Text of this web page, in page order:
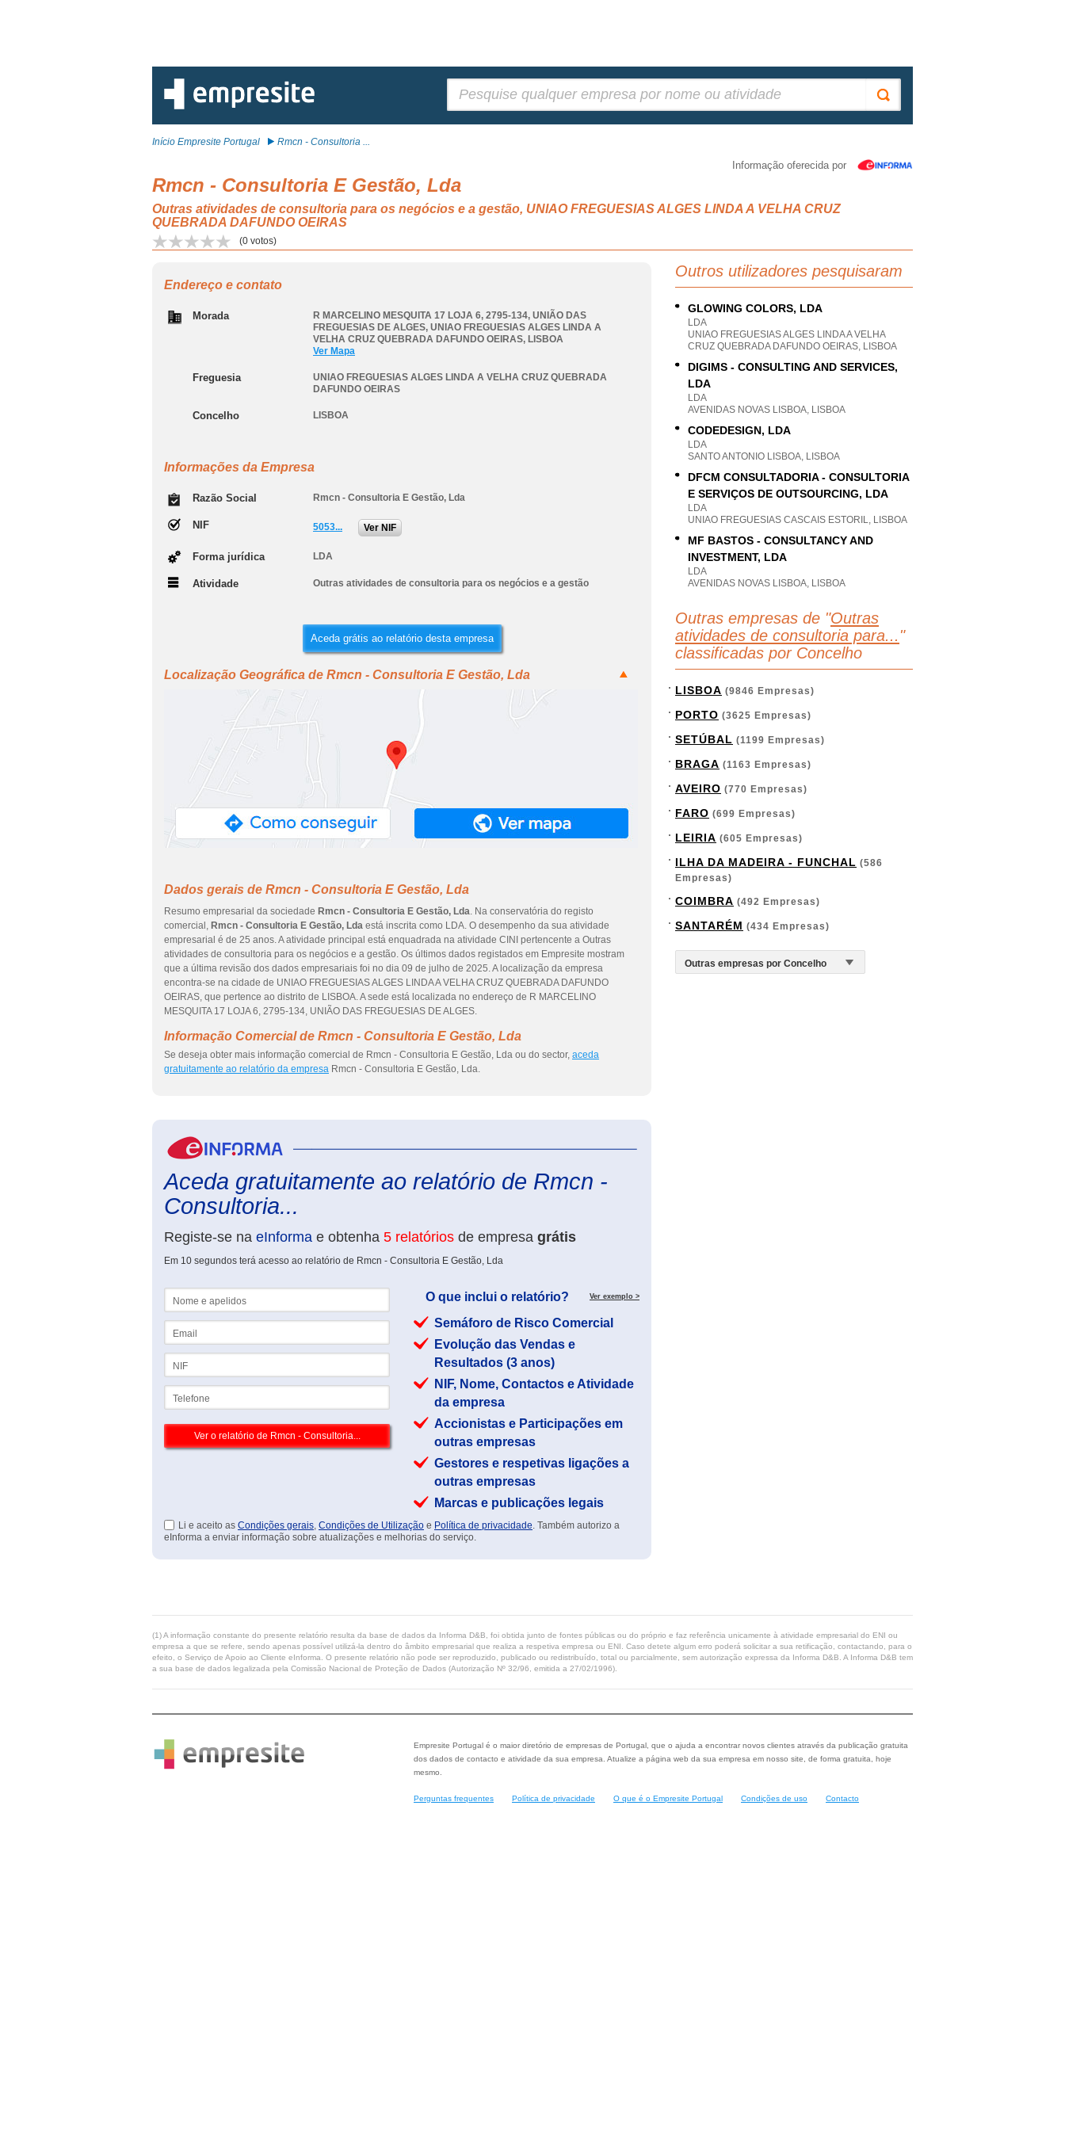
Início Empresite Portugal Rmcn - Consultoria ...
Informação oferecida por
Rmcn - Consultoria E Gestão, Lda
Outras atividades de consultoria para os negócios e a gestão, UNIAO FREGUESIAS ALGES LINDA A VELHA CRUZ
QUEBRADA DAFUNDO OEIRAS
(0 votos)
Endereço e contato
Morada
R MARCELINO MESQUITA 17 LOJA 6, 2795-134, UNIÃO DAS
FREGUESIAS DE ALGES, UNIAO FREGUESIAS ALGES LINDA A
VELHA CRUZ QUEBRADA DAFUNDO OEIRAS, LISBOA
Ver Mapa
Freguesia
UNIAO FREGUESIAS ALGES LINDA A VELHA CRUZ QUEBRADA
DAFUNDO OEIRAS
Concelho LISBOA
Informações da Empresa
Razão Social Rmcn - Consultoria E Gestão, Lda
NIF 5053... Ver NIF
Forma jurídica LDA
Atividade Outras atividades de consultoria para os negócios e a gestão
Aceda grátis ao relatório desta empresa
Localização Geográfica de Rmcn - Consultoria E Gestão, Lda
Dados gerais de Rmcn - Consultoria E Gestão, Lda
Resumo empresarial da sociedade Rmcn - Consultoria E Gestão, Lda. Na conservatória do registo
comercial, Rmcn - Consultoria E Gestão, Lda está inscrita como LDA. O desempenho da sua atividade
empresarial é de 25 anos. A atividade principal está enquadrada na atividade CINI pertencente a Outras
atividades de consultoria para os negócios e a gestão. Os últimos dados registados em Empresite mostram
que a última revisão dos dados empresariais foi no dia 09 de julho de 2025. A localização da empresa
encontra-se na cidade de UNIAO FREGUESIAS ALGES LINDA A VELHA CRUZ QUEBRADA DAFUNDO
OEIRAS, que pertence ao distrito de LISBOA. A sede está localizada no endereço de R MARCELINO
MESQUITA 17 LOJA 6, 2795-134, UNIÃO DAS FREGUESIAS DE ALGES.
Informação Comercial de Rmcn - Consultoria E Gestão, Lda
Se deseja obter mais informação comercial de Rmcn - Consultoria E Gestão, Lda ou do sector, aceda
gratuitamente ao relatório da empresa Rmcn - Consultoria E Gestão, Lda.
Aceda gratuitamente ao relatório de Rmcn -
Consultoria...
Registe-se na eInforma e obtenha 5 relatórios de empresa grátis
Em 10 segundos terá acesso ao relatório de Rmcn - Consultoria E Gestão, Lda
O que inclui o relatório? Ver exemplo >
Semáforo de Risco Comercial
Evolução das Vendas e
Resultados (3 anos)
NIF, Nome, Contactos e Atividade
da empresa
Accionistas e Participações em
outras empresas
Gestores e respetivas ligações a
outras empresas
Marcas e publicações legais
Li e aceito as Condições gerais, Condições de Utilização e Política de privacidade. Também autorizo a
eInforma a enviar informação sobre atualizações e melhorias do serviço.
Outros utilizadores pesquisaram
GLOWING COLORS, LDA
LDA
UNIAO FREGUESIAS ALGES LINDA A VELHA
CRUZ QUEBRADA DAFUNDO OEIRAS, LISBOA
DIGIMS - CONSULTING AND SERVICES,
LDA
LDA
AVENIDAS NOVAS LISBOA, LISBOA
CODEDESIGN, LDA
LDA
SANTO ANTONIO LISBOA, LISBOA
DFCM CONSULTADORIA - CONSULTORIA
E SERVIÇOS DE OUTSOURCING, LDA
LDA
UNIAO FREGUESIAS CASCAIS ESTORIL, LISBOA
MF BASTOS - CONSULTANCY AND
INVESTMENT, LDA
LDA
AVENIDAS NOVAS LISBOA, LISBOA
Outras empresas de "Outras
atividades de consultoria para... "
classificadas por Concelho
LISBOA (9846 Empresas)
PORTO (3625 Empresas)
SETÚBAL (1199 Empresas)
BRAGA (1163 Empresas)
AVEIRO (770 Empresas)
FARO (699 Empresas)
LEIRIA (605 Empresas)
ILHA DA MADEIRA - FUNCHAL (586
Empresas)
COIMBRA (492 Empresas)
SANTARÉM (434 Empresas)
(1) A informação constante do presente relatório resulta da base de dados da Informa D&B, foi obtida junto de fontes públicas ou do próprio e faz referência unicamente à atividade empresarial do ENI ou
empresa a que se refere, sendo apenas possível utilizá-la dentro do âmbito empresarial que realiza a respetiva empresa ou ENI. Caso detete algum erro poderá solicitar a sua retificação, contactando, para o
efeito, o Serviço de Apoio ao Cliente eInforma. O presente relatório não pode ser reproduzido, publicado ou redistribuído, total ou parcialmente, sem autorização expressa da Informa D&B. A Informa D&B tem
a sua base de dados legalizada pela Comissão Nacional de Proteção de Dados (Autorização Nº 32/96, emitida a 27/02/1996).
Empresite Portugal é o maior diretório de empresas de Portugal, que o ajuda a encontrar novos clientes através da publicação gratuita
dos dados de contacto e atividade da sua empresa. Atualize a página web da sua empresa em nosso site, de forma gratuita, hoje
mesmo.
Perguntas frequentes Política de privacidade O que é o Empresite Portugal Condições de uso Contacto